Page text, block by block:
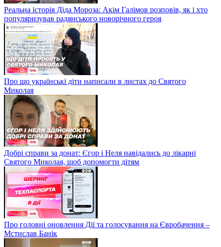
Реальна історія Діда Мороза: Акім Галімов розповів, як і хто
популяризував радянського новорічного героя
Про що українські діти написали в листах до Святого
Миколая
Добрі справи за донат: Єгор і Неля навідались до лікарні
Святого Миколая, щоб допомогти дітям
Про головні оновлення Дії та голосування на Євробачення –
Мстислав Банік